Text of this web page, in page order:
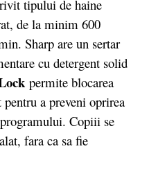
tipului de haine
de la minim 600
Sharp are un sertar
cu detergent solid
permite blocarea
a preveni oprirea
Copiii se
fara ca sa fie